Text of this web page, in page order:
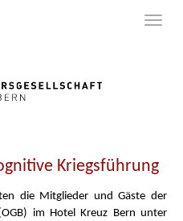
Kriegsführung
die Mitglieder und Gäste der
im Hotel Kreuz Bern unter